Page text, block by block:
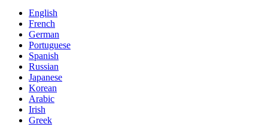
English
French
German
Portuguese
Spanish
Russian
Japanese
Korean
Arabic
Irish
Greek